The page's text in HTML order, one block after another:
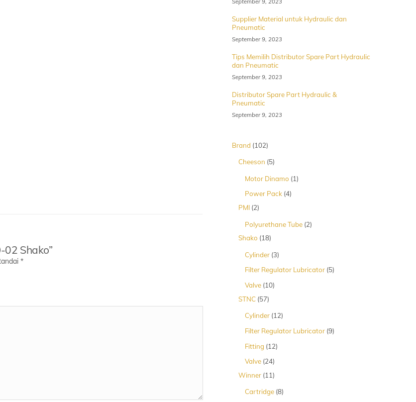
02 Shako”
*
September 9, 2023
Supplier Material untuk Hydraulic dan
Pneumatic
September 9, 2023
Tips Memilih Distributor Spare Part Hydraulic
dan Pneumatic
September 9, 2023
Distributor Spare Part Hydraulic &
Pneumatic
September 9, 2023
Brand 102102
Cheeson 55
Motor Dinamo
11
Power Pack 44
PMI 22
Polyurethane Tube 22
Shako 1818
Cylinder 33
Filter Regulator Lubricator 55
Valve 1010
STNC 5757
Cylinder 1212
Filter Regulator Lubricator 99
Fitting 1212
Valve 2424
Winner 1111
Cartridge 88